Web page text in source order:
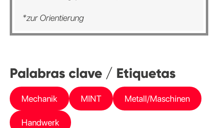
*zur Orientierung
Palabras clave / Etiquetas
Mechanik MINT Metall/Maschinen
Handwerk